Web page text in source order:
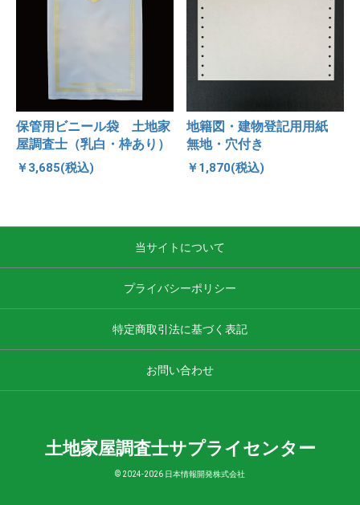
保管用ビニール袋 土地家
屋調査士（乳白・枠あり）
￥3,685(税込)
地籍図・建物登記用用紙
無地・穴付き
￥1,870(税込)
当サイトについて
プライバシーポリシー
特定商取引法に基づく表記
お問い合わせ
土地家屋調査士サプライセンター
© 2024-2026 日本情報開発株式会社